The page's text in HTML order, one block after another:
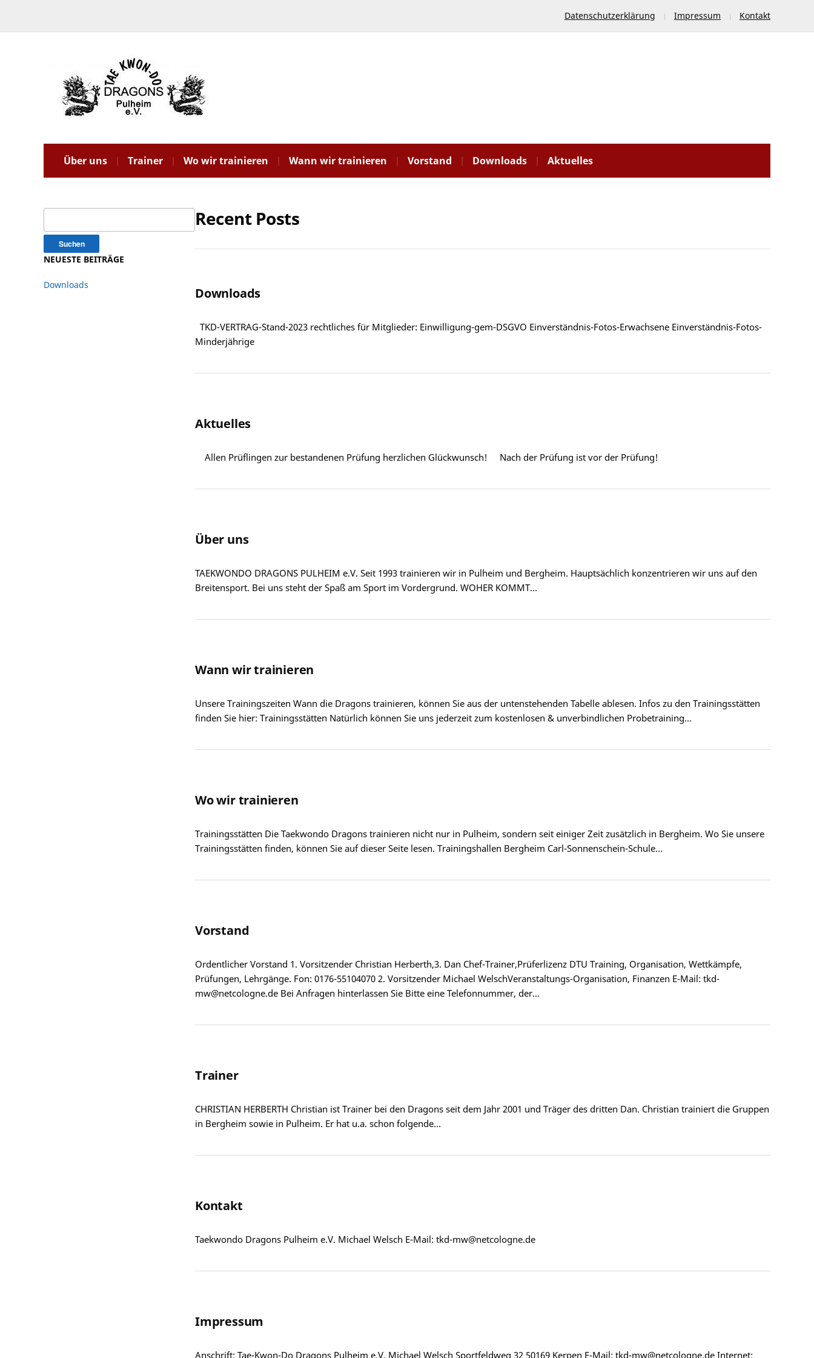
Datenschutzerklärung Impressum Kontakt
Über uns Trainer Wo wir trainieren Wann wir trainieren Vorstand Downloads Aktuelles
NEUESTE BEITRÄGE
Downloads
Recent Posts
Downloads
TKD-VERTRAG-Stand-2023 rechtliches für Mitglieder: Einwilligung-gem-DSGVO Einverständnis-Fotos-Erwachsene Einverständnis-Fotos-
Minderjährige
Aktuelles
Allen Prüflingen zur bestandenen Prüfung herzlichen Glückwunsch! Nach der Prüfung ist vor der Prüfung!
Über uns
TAEKWONDO DRAGONS PULHEIM e.V. Seit 1993 trainieren wir in Pulheim und Bergheim. Hauptsächlich konzentrieren wir uns auf den
Breitensport. Bei uns steht der Spaß am Sport im Vordergrund. WOHER KOMMT…
Wann wir trainieren
Unsere Trainingszeiten Wann die Dragons trainieren, können Sie aus der untenstehenden Tabelle ablesen. Infos zu den Trainingsstätten
finden Sie hier: Trainingsstätten Natürlich können Sie uns jederzeit zum kostenlosen & unverbindlichen Probetraining…
Wo wir trainieren
Trainingsstätten Die Taekwondo Dragons trainieren nicht nur in Pulheim, sondern seit einiger Zeit zusätzlich in Bergheim. Wo Sie unsere
Trainingsstätten finden, können Sie auf dieser Seite lesen. Trainingshallen Bergheim Carl-Sonnenschein-Schule…
Vorstand
Ordentlicher Vorstand 1. Vorsitzender Christian Herberth,3. Dan Chef-Trainer,Prüferlizenz DTU Training, Organisation, Wettkämpfe,
Prüfungen, Lehrgänge. Fon: 0176-55104070 2. Vorsitzender Michael WelschVeranstaltungs-Organisation, Finanzen E-Mail: tkd-
mw@netcologne.de Bei Anfragen hinterlassen Sie Bitte eine Telefonnummer, der…
Trainer
CHRISTIAN HERBERTH Christian ist Trainer bei den Dragons seit dem Jahr 2001 und Träger des dritten Dan. Christian trainiert die Gruppen
in Bergheim sowie in Pulheim. Er hat u.a. schon folgende…
Kontakt
Taekwondo Dragons Pulheim e.V. Michael Welsch E-Mail: tkd-mw@netcologne.de
Impressum
Anschrift: Tae-Kwon-Do Dragons Pulheim e.V. Michael Welsch Sportfeldweg 32 50169 Kerpen E-Mail: tkd-mw@netcologne.de Internet: